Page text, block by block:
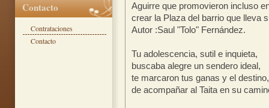
Aguirre que promovieron incluso
crear la Plaza del barrio que lleva
Autor :Saul "Tolo" Fernández.
Tu adolescencia, sutil e inquieta,
buscaba alegre un sendero ideal,
te marcaron tus ganas y el destino,
de acompañar al Taita en su
Contacto
Contrataciones
Contacto